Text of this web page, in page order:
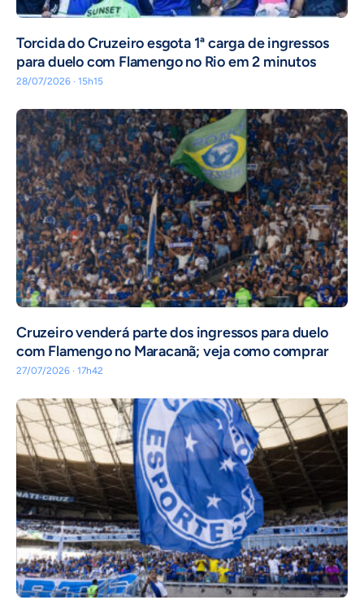
Torcida do Cruzeiro esgota 1ª carga de ingressos
para duelo com Flamengo no Rio em 2 minutos
28/07/2026 · 15h15
Cruzeiro venderá parte dos ingressos para duelo
com Flamengo no Maracanã; veja como comprar
27/07/2026 · 17h42